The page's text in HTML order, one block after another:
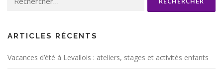
ARTICLES RÉCENTS
Vacances d’été à Levallois : ateliers, stages et activités enfants